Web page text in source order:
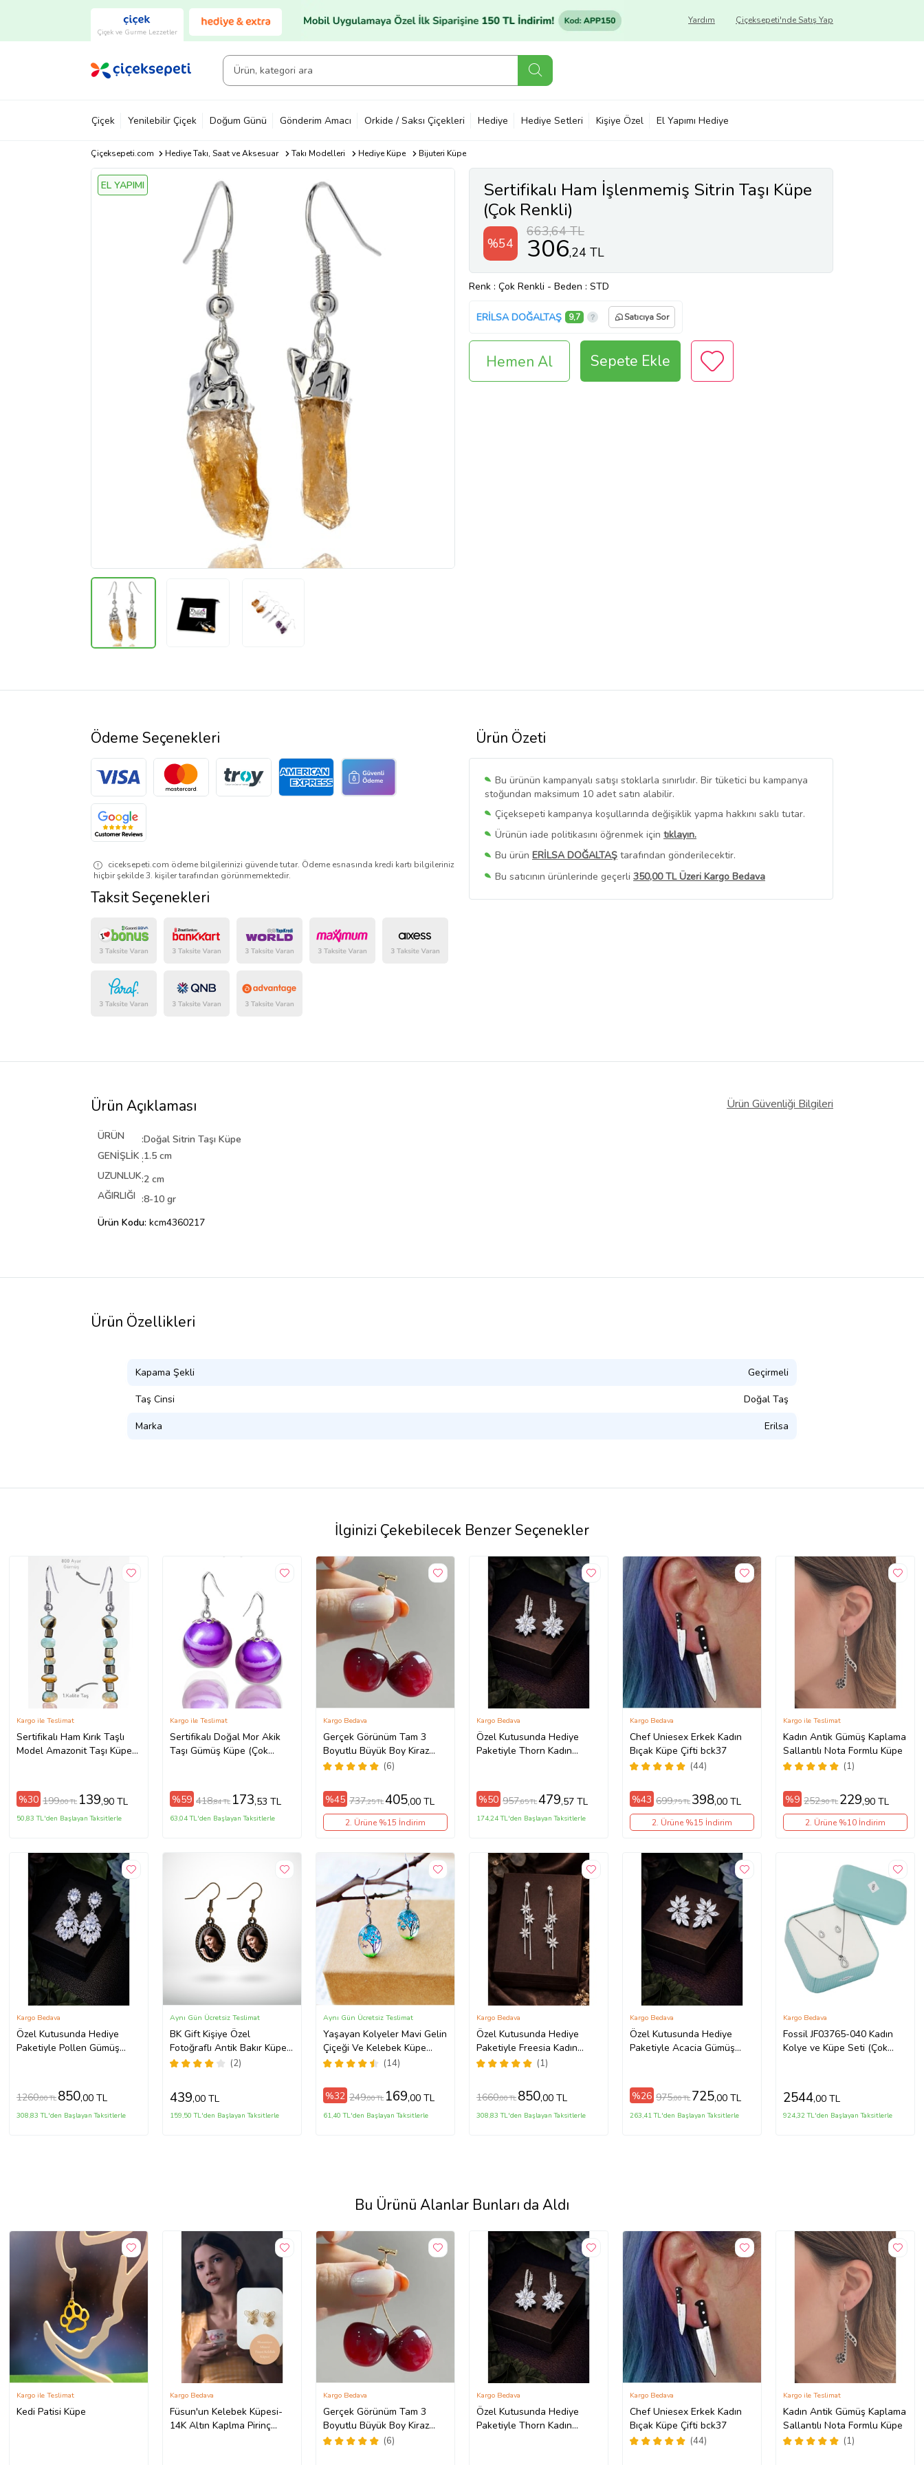
Çiçek ve Gurme Lezzetler
Çiçeksepeti'nde Satış Yap
Yardım
Çiçek Yenilebilir Çiçek Doğum Günü Gönderim Amacı Orkide / Saksı Çiçekleri Hediye Hediye Setleri Kişiye Özel El Yapımı Hediye
Çiçeksepeti.com Hediye Takı, Saat ve Aksesuar Takı Modelleri Hediye Küpe Bijuteri Küpe
EL YAPIMI
Sertifikalı Ham İşlenmemiş Sitrin Taşı Küpe
(Çok Renkli)
%54
663,64 TL
306,24 TL
Renk : Çok Renkli - Beden : STD
ERİLSA DOĞALTAŞ 9,7 Satıcıya Sor
Hemen Al Sepete Ekle
Ürün Özeti
Bu ürünün kampanyalı satışı stoklarla sınırlıdır. Bir tüketici bu kampanya
stoğundan maksimum 10 adet satın alabilir.
Çiçeksepeti kampanya koşullarında değişiklik yapma hakkını saklı tutar.
Ürünün iade politikasını öğrenmek için tıklayın.
Bu ürün ERİLSA DOĞALTAŞ tarafından gönderilecektir.
Bu satıcının ürünlerinde geçerli 350,00 TL Üzeri Kargo Bedava
Bu SatıcınınTüm Ürünlerini Görüntüle
Ödeme Seçenekleri
ciceksepeti.com ödeme bilgilerinizi güvende tutar. Ödeme esnasında kredi kartı bilgileriniz
hiçbir şekilde 3. kişiler tarafından görünmemektedir.
Taksit Seçenekleri
Ürün Açıklaması Ürün Güvenliği Bilgileri
ÜRÜN :Doğal Sitrin Taşı Küpe
GENİŞLİK :1.5 cm
UZUNLUK:2 cm
AĞIRLIĞI :8-10 gr
Ürün Kodu: kcm4360217
Ürün Özellikleri
Kapama Şekli Geçirmeli
Taş Cinsi Doğal Taş
Marka Erilsa
İlginizi Çekebilecek Benzer Seçenekler
Sertifikalı Ham Kırık Taşlı
Model Amazonit Taşı Küpe
Kargo ile Teslimat
%30 199,00 TL 139,90 TL
50,83 TL'den Başlayan Taksitlerle
Sertifikalı Doğal Mor Akik
Taşı Gümüş Küpe (Çok
Kargo ile Teslimat
%59 418,84 TL 173,53 TL
63,04 TL'den Başlayan Taksitlerle
Gerçek Görünüm Tam 3
Boyutlu Büyük Boy Kiraz
Küpe Çifti bck40 (Kırmızı)
(6)
Kargo Bedava
%45 737,25 TL405,00 TL
2. Ürüne %15 İndirim
Özel Kutusunda Hediye
Paketiyle Thorn Kadın
Parti Davet Küpe Hediye
Küpe
Kargo Bedava
%50 957,65 TL479,57 TL
174,24 TL'den Başlayan Taksitlerle
Chef Uniesex Erkek Kadın
Bıçak Küpe Çifti bck37
(44)
Kargo Bedava
%43 699,75 TL 398,00 TL
2. Ürüne %15 İndirim
Kadın Antik Gümüş Kaplama
Sallantılı Nota Formlu Küpe
(1)
Kargo ile Teslimat
%9 252,90 TL 229,90 TL
2. Ürüne %10 İndirim
Özel Kutusunda Hediye
Paketiyle Pollen Gümüş
Parti Davet Hediye Küpe
Kargo Bedava
1260,00 TL 850,00 TL
308,83 TL'den Başlayan Taksitlerle
BK Gift Kişiye Özel
Fotoğraflı Antik Bakır Küpe
Model 1
(2)
Aynı Gün Ücretsiz Teslimat
439,00 TL
159,50 TL'den Başlayan Taksitlerle
Yaşayan Kolyeler Mavi Gelin
Çiçeği Ve Kelebek Küpe
Yke1
(14)
Aynı Gün Ücretsiz Teslimat
%32 249,00 TL 169,00 TL
61,40 TL'den Başlayan Taksitlerle
Özel Kutusunda Hediye
Paketiyle Freesia Kadın
Gümüş Renk Zirkon Taşlı
Parti Davet Hediye Küpe
(1)
Kargo Bedava
1660,00 TL 850,00 TL
308,83 TL'den Başlayan Taksitlerle
Özel Kutusunda Hediye
Paketiyle Acacia Gümüş
Davet Hediye Küpe
Kargo Bedava
%26 975,00 TL 725,00 TL
263,41 TL'den Başlayan Taksitlerle
Fossil JF03765-040 Kadın
Kolye ve Küpe Seti (Çok
Kargo Bedava
2544,00 TL
924,32 TL'den Başlayan Taksitlerle
Bu Ürünü Alanlar Bunları da Aldı
Kedi Patisi Küpe
Kargo ile Teslimat
Füsun'un Kelebek Küpesi-
14K Altın Kaplma Pirinç
Kargo Bedava
Gerçek Görünüm Tam 3
Boyutlu Büyük Boy Kiraz
Küpe Çifti bck40 (Kırmızı)
(6)
Kargo Bedava
Özel Kutusunda Hediye
Paketiyle Thorn Kadın
Kargo Bedava
Chef Uniesex Erkek Kadın
Bıçak Küpe Çifti bck37
(44)
Kargo Bedava
Kadın Antik Gümüş Kaplama
Sallantılı Nota Formlu Küpe
(1)
Kargo ile Teslimat